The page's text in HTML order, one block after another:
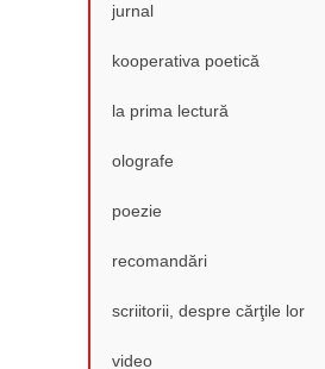
jurnal
kooperativa poetică
la prima lectură
olografe
poezie
recomandări
scriitorii, despre cărţile lor
video